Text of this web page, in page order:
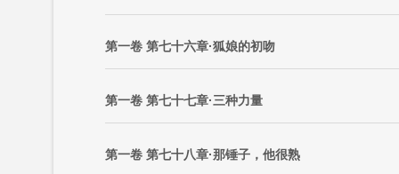
第一卷 第七十六章·狐娘的初吻
第一卷 第七十七章·三种力量
第一卷 第七十八章·那锤子，他很熟